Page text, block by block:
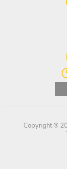
Copyright ®